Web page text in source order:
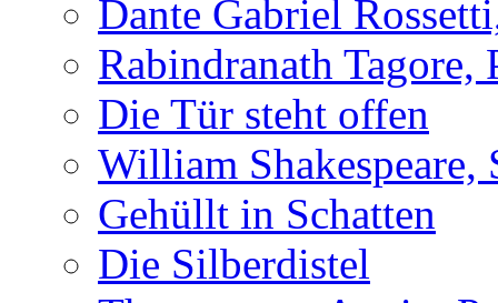
Dante Gabriel
Rabindranath Tagore,
Die Tür steht offen
William Shakespeare,
Gehüllt in Schatten
Die Silberdistel